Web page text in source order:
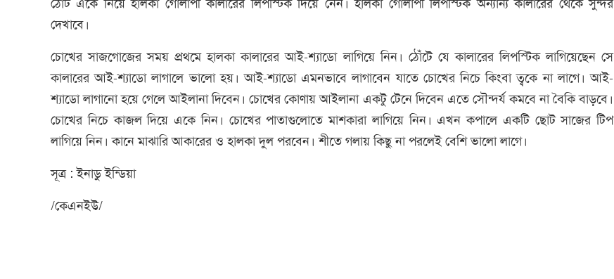
দেখাবে।
চোখের সাজগোজের সময় প্রথমে হালকা কালারের আই-শ্যাডো লাগিয়ে নিন। ঠোঁটে যে কালারের লিপস্টিক লাগিয়েছেন সে
কালারের আই-শ্যাডো লাগালে ভালো হয়। আই-শ্যাডো এমনভাবে লাগাবেন যাতে চোখের নিচে কিংবা ত্বকে না লাগে। আই-
শ্যাডো লাগানো হয়ে গেলে আইলানা দিবেন। চোখের কোণায় আইলানা একটু টেনে দিবেন এতে সৌন্দর্য কমবে না বৈকি বাড়বে।
চোখের নিচে কাজল দিয়ে একে নিন। চোখের পাতাগুলোতে মাশকারা লাগিয়ে নিন। এখন কপালে একটি ছোট সাজের টিপ
লাগিয়ে নিন। কানে মাঝারি আকারের ও হালকা দুল পরবেন। শীতে গলায় কিছু না পরলেই বেশি ভালো লাগে।
সূত্র : ইনাডু ইন্ডিয়া
/কেএনইউ/